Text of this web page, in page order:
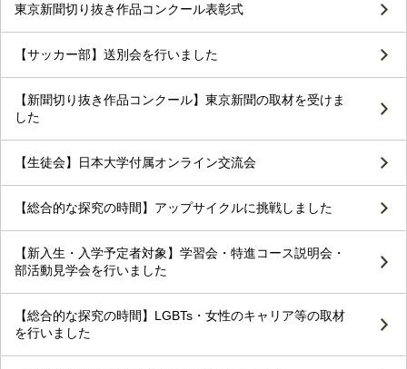
東京新聞切り抜き作品コンクール表彰式
【サッカー部】送別会を行いました
【新聞切り抜き作品コンクール】東京新聞の取材を受けま
した
【生徒会】日本大学付属オンライン交流会
【総合的な探究の時間】アップサイクルに挑戦しました
【新入生・入学予定者対象】学習会・特進コース説明会・
部活動見学会を行いました
【総合的な探究の時間】LGBTs・女性のキャリア等の取材
を行いました